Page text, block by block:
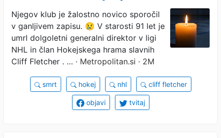
legenda tega športa
Njegov klub je žalostno novico sporočil
v ganljivem zapisu. 😢 V starosti 91 let je
umrl dolgoletni generalni direktor v ligi
NHL in član Hokejskega hrama slavnih
Cliff Fletcher . … · Metropolitan.si · 2M
smrt hokej nhl cliff fletcher
objavi tvitaj